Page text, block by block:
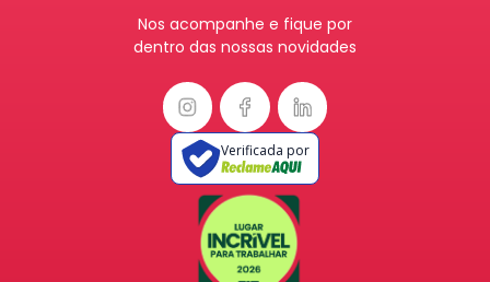
Nos acompanhe e fique por
dentro das nossas novidades
Verificada por